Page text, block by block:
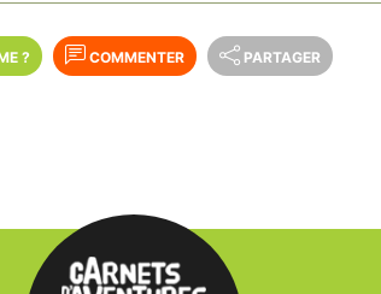
? COMMENTER PARTAGER